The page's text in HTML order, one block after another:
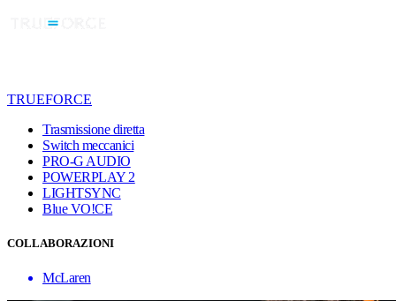
TRUEFORCE
Trasmissione diretta
Switch meccanici
PRO-G AUDIO
POWERPLAY 2
LIGHTSYNC
Blue VO!CE
COLLABORAZIONI
McLaren